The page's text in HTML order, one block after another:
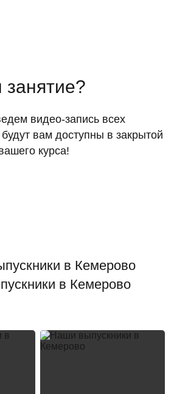
занятие?
видео-запись всех
вам доступны в закрытой
курса!
в Кемерово